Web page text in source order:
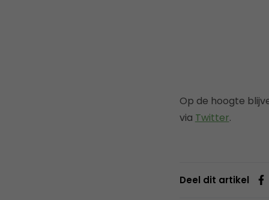
Op de hoogte
via Twitter.
Deel dit artikel